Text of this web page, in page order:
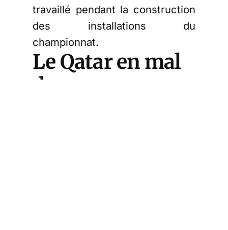
travaillé pendant la construction
des installations du
championnat.
Le Qatar en mal
de